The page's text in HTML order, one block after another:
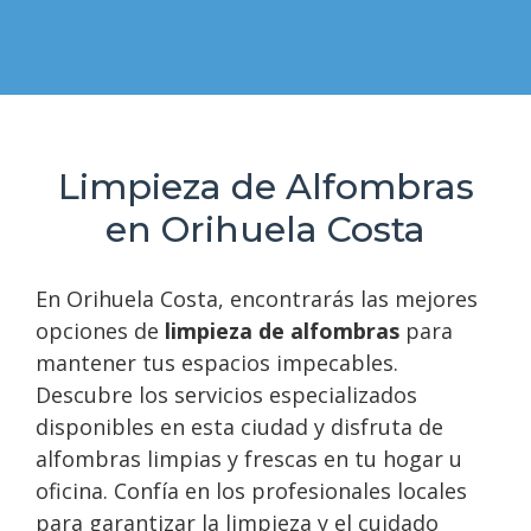
Limpieza de Alfombras
en Orihuela Costa
En Orihuela Costa, encontrarás las mejores
opciones de limpieza de alfombras para
mantener tus espacios impecables.
Descubre los servicios especializados
disponibles en esta ciudad y disfruta de
alfombras limpias y frescas en tu hogar u
oficina. Confía en los profesionales locales
para garantizar la limpieza y el cuidado